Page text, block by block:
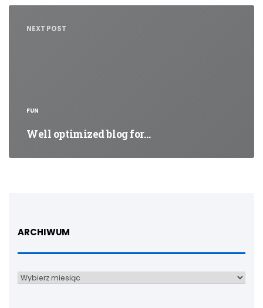
NEXT POST
FUN
Well optimized blog for…
ARCHIWUM
Archiwum